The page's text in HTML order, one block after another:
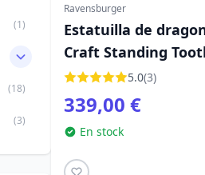
(1)
(18)
(3)
Ravensburger
Estatuilla de
Craft Standing
cm
5.0(3)
339,00 €
En stock